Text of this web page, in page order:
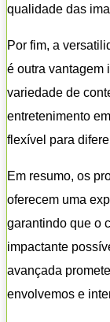
qualidade das
Por fim, a
é outra vantagem
variedade de
entretenimento
flexível para
Em resumo, os
oferecem uma
garantindo que o
impactante
avançada
envolvemos e